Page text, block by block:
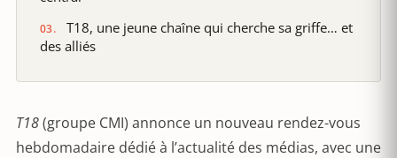
T18, une jeune chaîne qui cherche sa griffe… et
des alliés
T18(groupe CMI) annonce un nouveau rendez-vous
hebdomadaire dédié à l’actualité des médias, avec une